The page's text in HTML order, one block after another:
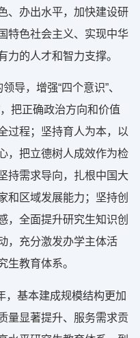
、办出水平，加快建设研
特色社会主义、实现中华
力的人才和智力支撑。
导，增强“四个意识”、
把正确政治方向和价值
过程；坚持育人为本，以
，把立德树人成效作为检
持需求导向，扎根中国大
和区域发展能力；坚持创
，全面提升研究生知识创
，充分激发办学主体活
生教育体系。
，基本建成规模结构更加
量显著提升、服务需求贡